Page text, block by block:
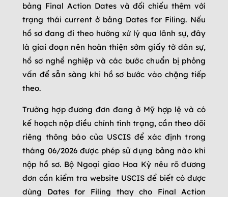
bảng Final Action Dates và đối chiếu thêm với
trạng thái current ở bảng Dates for Filing. Nếu
hồ sơ đang đi theo hướng xử lý qua lãnh sự, đây
là giai đoạn nên hoàn thiện sớm giấy tờ dân sự,
hồ sơ nghề nghiệp và các bước chuẩn bị phỏng
vấn để sẵn sàng khi hồ sơ bước vào chặng tiếp
theo.
Trường hợp đương đơn đang ở Mỹ hợp lệ và có
kế hoạch nộp điều chỉnh tình trạng, cần theo dõi
riêng thông báo của USCIS để xác định trong
tháng 06/2026 được phép sử dụng bảng nào khi
nộp hồ sơ. Bộ Ngoại giao Hoa Kỳ nêu rõ đương
đơn cần kiểm tra website USCIS để biết có được
dùng Dates for Filing thay cho Final Action